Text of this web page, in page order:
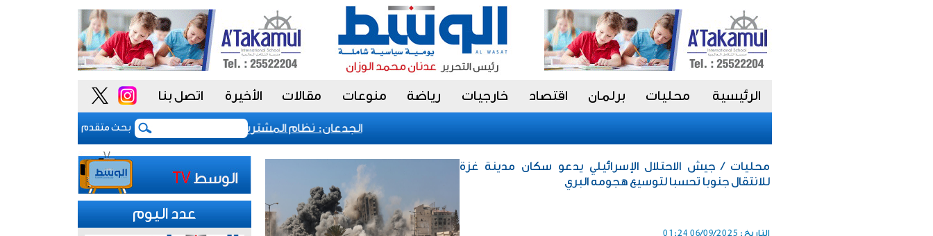
الرئيسية محليات برلمان اقتصاد خارجيات رياضة منوعات مقالات الأخيرة اتصل بنا
بحث متقدم
الجدعان: نظام المشتريات يمنح الحكومة السعودية أدوات أكثر مرونة
محليات / جيش الاحتلال الإسرائيلي يدعو سكان مدينة غزة
للانتقال جنوبا تحسبا لتوسيع هجومه البري
التاريخ : 06/09/2025 01:24
عدد اليوم